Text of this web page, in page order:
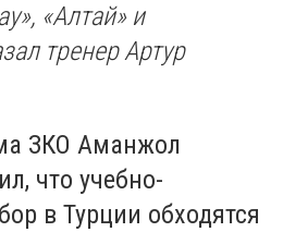
«Алтай» и
тренер Артур
ЗКО Аманжол
что учебно-
в Турции обходятся